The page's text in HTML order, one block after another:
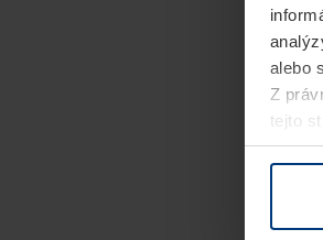
alebo
Z
tejto
alebo